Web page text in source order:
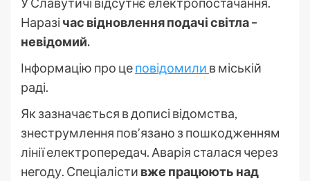
У Славутичі відсутнє електропостачання.
Наразі час відновлення подачі світла –
невідомий.
Інформацію про цеповідомили в міській
раді.
Як зазначається в дописі відомства,
знеструмлення повʼязано з пошкодженням
лінії електропередач. Аварія сталася через
негоду. Спеціалісти вже працюють над